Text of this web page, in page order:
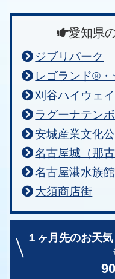
愛知県
ジブリパーク
レゴランド®・
刈谷ハイウェ
ラグーナテン
安城産業文化
名古屋城（那古
名古屋港水族館
大須商店街
１ヶ月先のお天気